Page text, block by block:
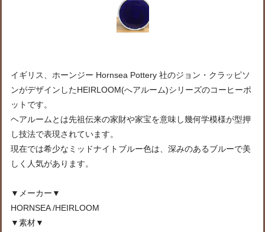
イギリス、ホーンジー Hornsea Pottery 社のジョン・クラッピソ
ンがデザインしたHEIRLOOM(へアルーム)シリーズのコーヒーポ
ットです。
ヘアルームとは先祖伝来の家財や家宝を意味し幾何学模様が型押
し技法で表現されています。
現在では希少なミッドナイトブルー色は、深みのあるブルーで美
しく人気があります。
▼メーカー▼
HORNSEA /HEIRLOOM
▼素材▼